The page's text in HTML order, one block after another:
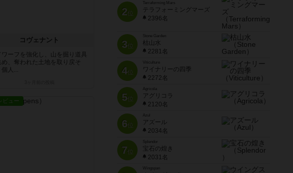
コヴェナント
ーフを強化し、山を掘り道具
め、奪われた土地を取り戻そ
個人...
レビュー
2位
Terraforming Mars
テラフォーミングマーズ
2396名
3位
Stone Garden
枯山水
2281名
4位
Viticulture
ワイナリーの四季
2272名
5位
Agricola
アグリコラ
2120名
6位
Azul
アズール
2034名
7位
宝石の煌き
2031名
Wingspan